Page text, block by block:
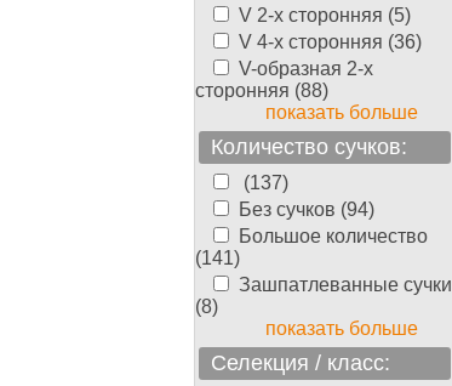
V 2-х сторонняя (5)
V 4-х сторонняя (36)
V-образная 2-х
сторонняя (88)
показать больше
Количество сучков:
(137)
Без сучков (94)
Большое количество
(141)
Зашпатлеванные сучки
(8)
показать больше
Селекция / класс: